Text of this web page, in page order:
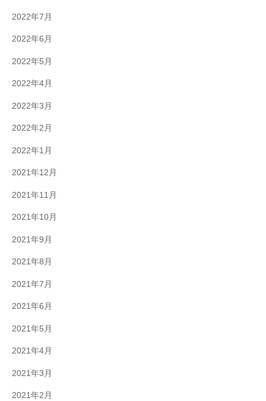
2022年7月
2022年6月
2022年5月
2022年4月
2022年3月
2022年2月
2022年1月
2021年12月
2021年11月
2021年10月
2021年9月
2021年8月
2021年7月
2021年6月
2021年5月
2021年4月
2021年3月
2021年2月